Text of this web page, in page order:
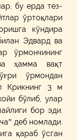
бу ерда тез-
ўртоқлари
кўндира
Эдвард ва
ўрмончининг
ҳамма вақт
ўрмондан
Крикнинг 3 м
бўлиб, улар
бор эди.
деб номлади.
қараб ўсган